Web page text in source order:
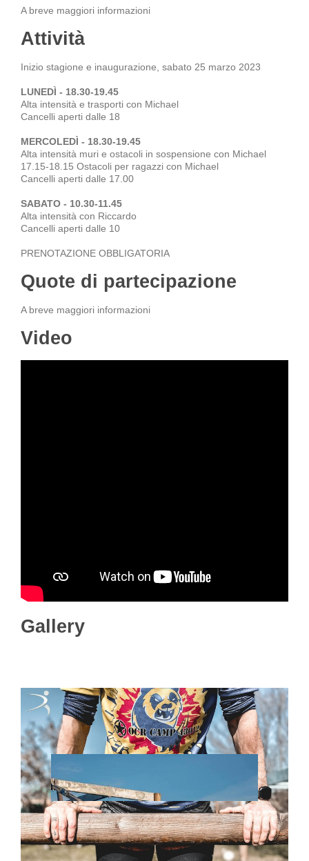
A breve maggiori informazioni
Attività
Inizio stagione e inaugurazione, sabato 25 marzo 2023
LUNEDÌ - 18.30-19.45
Alta intensità e trasporti con Michael
Cancelli aperti dalle 18
MERCOLEDÌ - 18.30-19.45
Alta intensità muri e ostacoli in sospensione con Michael
17.15-18.15 Ostacoli per ragazzi con Michael
Cancelli aperti dalle 17.00
SABATO - 10.30-11.45
Alta intensità con Riccardo
Cancelli aperti dalle 10
PRENOTAZIONE OBBLIGATORIA
Quote di partecipazione
A breve maggiori informazioni
Video
Gallery